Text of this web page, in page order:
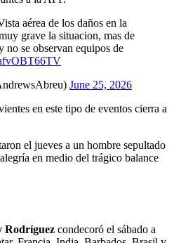
aérea de los daños en la
grave la situacion, mas de
no se observan equipos de
June 25, 2026
en este tipo de eventos cierra a
el jueves a un hombre sepultado
en medio del trágico balance
Rodríguez condecoró el sábado a